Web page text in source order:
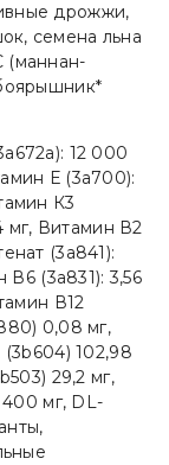
дрожжи,
семена льна
(маннан-
12 000
Е (3а700):
К3
мг, Витамин В2
(3а841):
В6 (3а831): 3,56
В12
0,08 мг,
102,98
29,2 мг,
400 мг, DL-